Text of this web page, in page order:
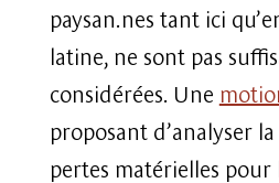
paysan.nes tant ici
latine, ne sont pas
considérées. Une
proposant d’analyser
pertes matérielles pour